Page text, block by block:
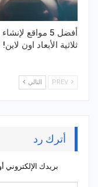
أفضل 5 مواقع
ثلاثية الأبعاد اون لاين!
التالي
أترك رد
بريدك